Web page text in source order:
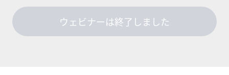
ウェビナーは終了しました